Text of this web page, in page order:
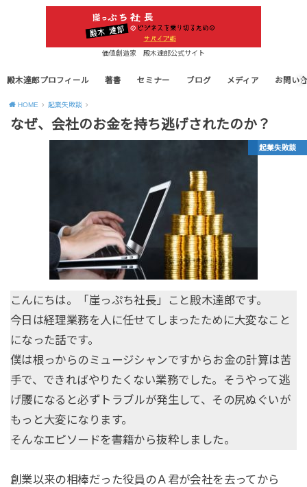
価値創造家 殿木達郎公式サイト
殿木達郎プロフィール 著書 セミナー ブログ メディア お問い
HOME 起業失敗談
なぜ、会社のお金を持ち逃げされたのか？
起業失敗談
こんにちは。「崖っぷち社長」こと殿木達郎です。
今日は経理業務を人に任せてしまったために大変なこと
になった話です。
僕は根っからのミュージシャンですからお金の計算は苦
手で、できればやりたくない業務でした。そうやって逃
げ腰になると必ずトラブルが発生して、その尻ぬぐいが
もっと大変になります。
そんなエピソードを書籍から抜粋しました。
創業以来の相棒だった役員のＡ君が会社を去ってから